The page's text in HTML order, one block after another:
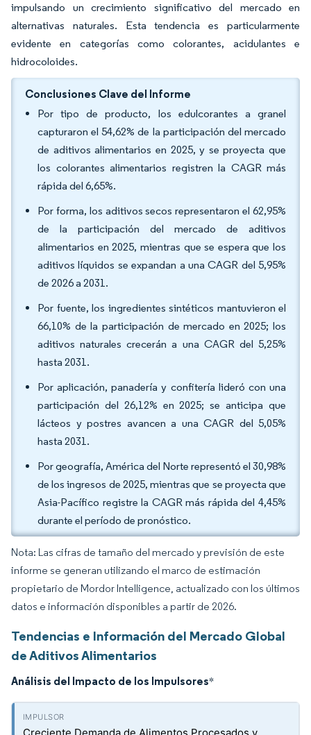
impulsando un crecimiento significativo del mercado en
alternativas naturales. Esta tendencia es particularmente
evidente en categorías como colorantes, acidulantes e
hidrocoloides.
Conclusiones Clave del Informe
Por tipo de producto, los edulcorantes a granel
capturaron el 54,62% de la participación del mercado
de aditivos alimentarios en 2025, y se proyecta que
los colorantes alimentarios registren la CAGR más
rápida del 6,65%.
Por forma, los aditivos secos representaron el 62,95%
de la participación del mercado de aditivos
alimentarios en 2025, mientras que se espera que los
aditivos líquidos se expandan a una CAGR del 5,95%
de 2026 a 2031.
Por fuente, los ingredientes sintéticos mantuvieron el
66,10% de la participación de mercado en 2025; los
aditivos naturales crecerán a una CAGR del 5,25%
hasta 2031.
Por aplicación, panadería y confitería lideró con una
participación del 26,12% en 2025; se anticipa que
lácteos y postres avancen a una CAGR del 5,05%
hasta 2031.
Por geografía, América del Norte representó el 30,98%
de los ingresos de 2025, mientras que se proyecta que
Asia-Pacífico registre la CAGR más rápida del 4,45%
durante el período de pronóstico.
Nota: Las cifras de tamaño del mercado y previsión de este
informe se generan utilizando el marco de estimación
propietario de Mordor Intelligence, actualizado con los últimos
datos e información disponibles a partir de 2026.
Tendencias e Información del Mercado Global
de Aditivos Alimentarios
Análisis del Impacto de los Impulsores*